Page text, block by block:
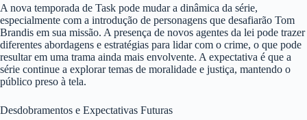
A nova temporada de Task pode mudar a dinâmica da série,
especialmente com a introdução de personagens que desafiarão Tom
Brandis em sua missão. A presença de novos agentes da lei pode trazer
diferentes abordagens e estratégias para lidar com o crime, o que pode
resultar em uma trama ainda mais envolvente. A expectativa é que a
série continue a explorar temas de moralidade e justiça, mantendo o
público preso à tela.
Desdobramentos e Expectativas Futuras